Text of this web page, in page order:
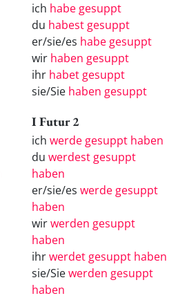
ich habe gesuppt
du habest gesuppt
er/sie/es habe gesuppt
wir haben gesuppt
ihr habet gesuppt
sie/Sie haben gesuppt
I Futur 2
ich werde gesuppt haben
du werdest gesuppt
haben
er/sie/es werde gesuppt
haben
wirwerden gesuppt
haben
ihrwerdet gesuppt haben
sie/Siewerden gesuppt
haben